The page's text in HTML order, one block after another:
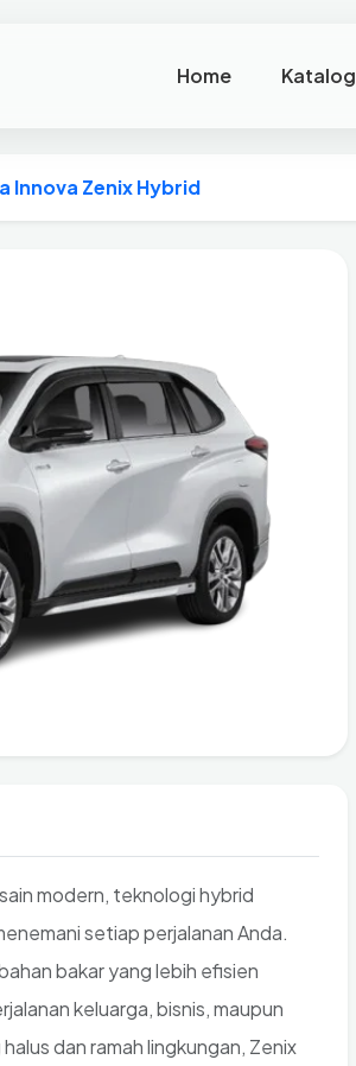
Home Katalog
Innova Zenix Hybrid
modern, teknologi hybrid
setiap perjalanan Anda.
bakar yang lebih efisien
keluarga, bisnis, maupun
dan ramah lingkungan, Zenix